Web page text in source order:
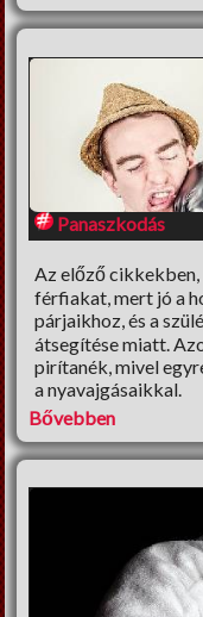
Panaszkodás
Az előző
férfiakat, mert jó a
párjaikhoz, és a
átsegítése miatt.
pirítanék, mivel
a nyavajgásaikkal.
Bővebben